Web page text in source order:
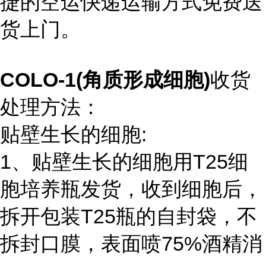
货上门。
COLO-1(角质形成细胞)收货
处理方法：
贴壁生长的细胞:
1、贴壁生长的细胞用T25细
胞培养瓶发货，收到细胞后，
拆开包装T25瓶的自封袋，不
拆封口膜，表面喷75%酒精消